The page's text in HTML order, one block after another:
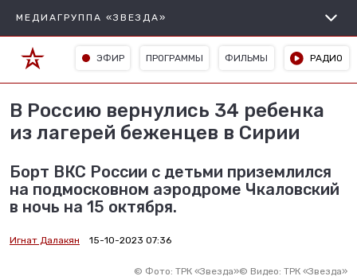
МЕДИАГРУППА «ЗВЕЗДА»
ЭФИР ПРОГРАММЫ ФИЛЬМЫ РАДИО
В Россию вернулись 34 ребенка
из лагерей беженцев в Сирии
Борт ВКС России с детьми приземлился
на подмосковном аэродроме Чкаловский
в ночь на 15 октября.
Игнат Далакян 15-10-2023 07:36
© Фото: ТРК «Звезда»© Видео: ТРК «Звезда»